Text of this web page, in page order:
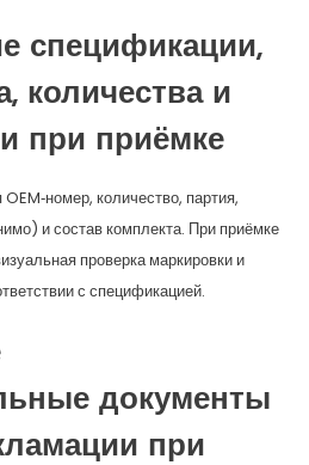
спецификации,
количества и
при приёмке
количество, партия,
и состав комплекта. При приёмке
проверка маркировки и
с спецификацией.
документы
при